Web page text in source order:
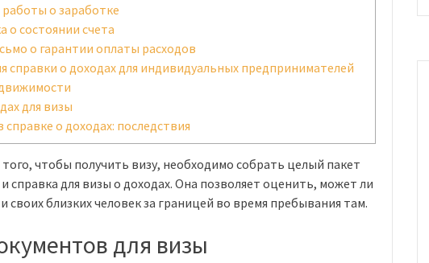
о заработке
о состоянии счета
о гарантии оплаты расходов
о доходах для индивидуальных предпринимателей
для визы
о доходах: последствия
чтобы получить визу, необходимо собрать целый пакет
справка для визы о доходах. Она позволяет оценить, может ли
своих близких человек за границей во время пребывания там.
для визы